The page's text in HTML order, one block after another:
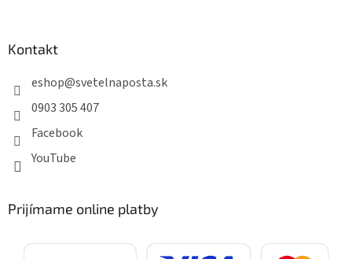
Kontakt
eshop@svetelnaposta.sk
0903 305 407
Facebook
YouTube
Prijímame online platby